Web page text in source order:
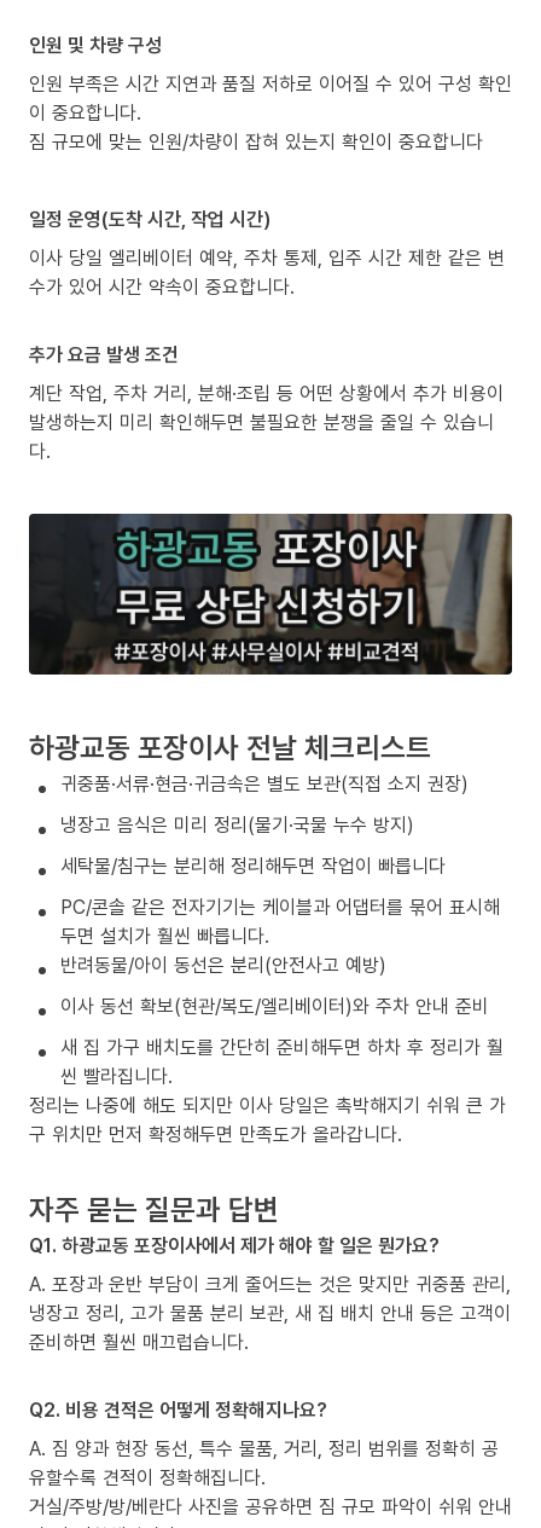
인원 및 차량 구성
인원 부족은 시간 지연과 품질 저하로 이어질 수 있어 구성 확인
이 중요합니다.
짐 규모에 맞는 인원/차량이 잡혀 있는지 확인이 중요합니다
일정 운영(도착 시간, 작업 시간)
이사 당일 엘리베이터 예약, 주차 통제, 입주 시간 제한 같은 변
수가 있어 시간 약속이 중요합니다.
추가 요금 발생 조건
계단 작업, 주차 거리, 분해·조립 등 어떤 상황에서 추가 비용이
발생하는지 미리 확인해두면 불필요한 분쟁을 줄일 수 있습니
다.
하광교동 포장이사 전날 체크리스트
귀중품·서류·현금·귀금속은 별도 보관(직접 소지 권장)
냉장고 음식은 미리 정리(물기·국물 누수 방지)
세탁물/침구는 분리해 정리해두면 작업이 빠릅니다
PC/콘솔 같은 전자기기는 케이블과 어댑터를 묶어 표시해
두면 설치가 훨씬 빠릅니다.
반려동물/아이 동선은 분리(안전사고 예방)
이사 동선 확보(현관/복도/엘리베이터)와 주차 안내 준비
새 집 가구 배치도를 간단히 준비해두면 하차 후 정리가 훨
씬 빨라집니다.
정리는 나중에 해도 되지만 이사 당일은 촉박해지기 쉬워 큰 가
구 위치만 먼저 확정해두면 만족도가 올라갑니다.
자주 묻는 질문과 답변
Q1. 하광교동 포장이사에서 제가 해야 할 일은 뭔가요?
A. 포장과 운반 부담이 크게 줄어드는 것은 맞지만 귀중품 관리,
냉장고 정리, 고가 물품 분리 보관, 새 집 배치 안내 등은 고객이
준비하면 훨씬 매끄럽습니다.
Q2. 비용 견적은 어떻게 정확해지나요?
A. 짐 양과 현장 동선, 특수 물품, 거리, 정리 범위를 정확히 공
유할수록 견적이 정확해집니다.
거실/주방/방/베란다 사진을 공유하면 짐 규모 파악이 쉬워 안내